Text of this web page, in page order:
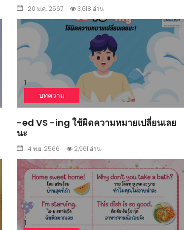
20 ม.ค. 2567 3,618 อ่าน
1
บทความ
-ed VS -ing ใช้ผิดความหมายเปลี่ยนเลย
นะ
4 พ.ย. 2566 2,961 อ่าน
1